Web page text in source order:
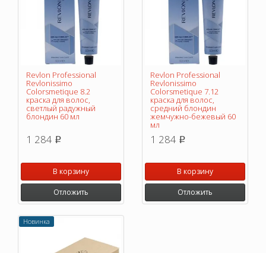
Revlon Professional
Revlonissimo
Colorsmetique 8.2
краска для волос,
светлый радужный
блондин 60 мл
1 284 p
В корзину
Отложить
Revlon Professional
Revlonissimo
Colorsmetique 7.12
краска для волос,
средний блондин
жемчужно-бежевый 60
мл
1 284 p
В корзину
Отложить
Новинка